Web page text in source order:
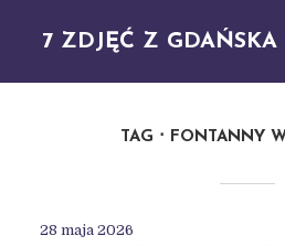
7 ZDJĘĆ Z GDAŃSKA
TAG FONTANNY
28 maja 2026